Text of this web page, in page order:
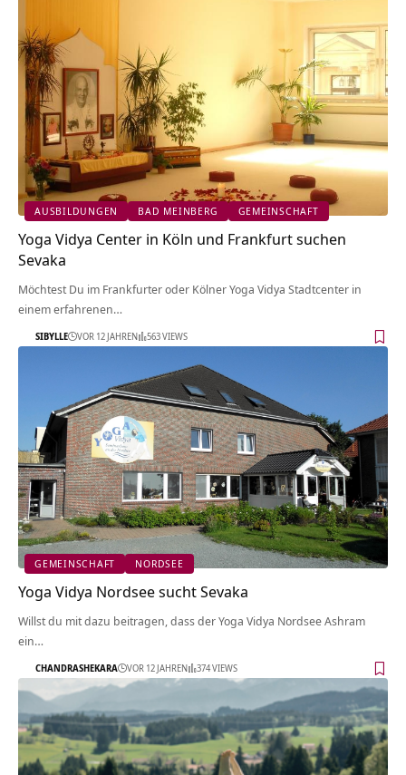
AUSBILDUNGEN BAD MEINBERG GEMEINSCHAFT
Yoga Vidya Center in Köln und Frankfurt suchen
Sevaka
Möchtest Du im Frankfurter oder Kölner Yoga Vidya Stadtcenter in
einem erfahrenen…
SIBYLLE VOR 12 JAHREN 563 VIEWS
GEMEINSCHAFT NORDSEE
Yoga Vidya Nordsee sucht Sevaka
Willst du mit dazu beitragen, dass der Yoga Vidya Nordsee Ashram
ein…
CHANDRASHEKARA VOR 12 JAHREN 374 VIEWS